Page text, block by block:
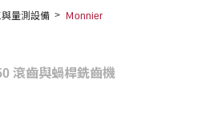
量測設備
Ｍonnier
滾齒與蝸桿銑齒機
匯款通知